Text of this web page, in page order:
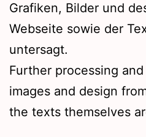
Grafiken, Bilder und
Webseite sowie der
untersagt.
Further processing
images and design
the texts themselves